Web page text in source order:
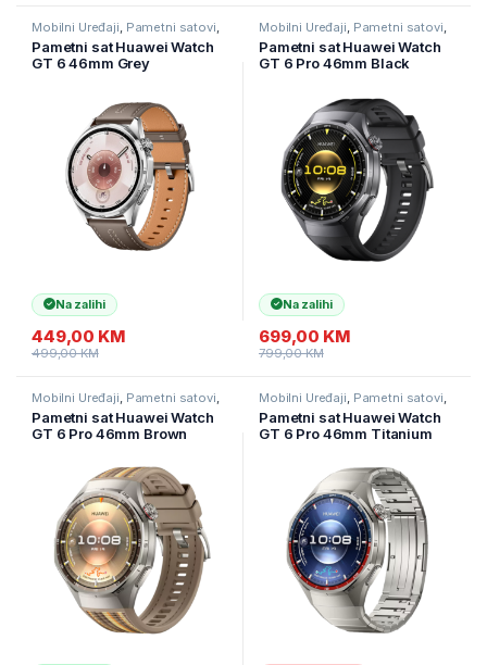
Mobilni Uređaji Pametni satovi
Pametni satovi i naruknice
Pametni sat Huawei Watch
GT 6 46mm Grey
Na zalihi
449,00 KM
499,00KM
Mobilni Uređaji Pametni satovi
Pametni satovi i naruknice
Pametni sat Huawei Watch
GT 6 Pro 46mm Black
Na zalihi
699,00 KM
799,00KM
Mobilni Uređaji Pametni satovi
Pametni satovi i naruknice
Pametni sat Huawei Watch
GT 6 Pro 46mm Brown
Mobilni Uređaji Pametni satovi
Pametni satovi i naruknice
Pametni sat Huawei Watch
GT 6 Pro 46mm Titanium